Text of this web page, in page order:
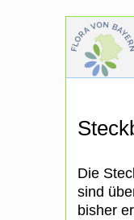
Die
sind
bisher